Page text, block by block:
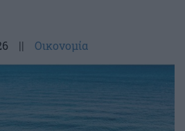
|| Οικονομία